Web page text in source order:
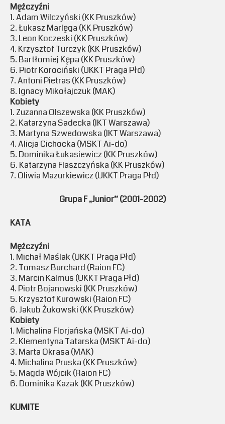
Mężczyźni
1. Adam Wilczyński (KK Pruszków)
2. Łukasz Marlęga (KK Pruszków)
3. Leon Koczeski (KK Pruszków)
4. Krzysztof Turczyk (KK Pruszków)
5. Bartłomiej Kępa (KK Pruszków)
6. Piotr Korociński (UKKT Praga Płd)
7. Antoni Pietras (KK Pruszków)
8. Ignacy Mikołajczuk (MAK)
Kobiety
1. Zuzanna Olszewska (KK Pruszków)
2. Katarzyna Sadecka (IKT Warszawa)
3. Martyna Szwedowska (IKT Warszawa)
4. Alicja Cichocka (MSKT Ai-do)
5. Dominika Łukasiewicz (KK Pruszków)
6. Katarzyna Flaszczyńska (KK Pruszków)
7. Oliwia Mazurkiewicz (UKKT Praga Płd)
Grupa F „Junior” (2001-2002)
KATA
Mężczyźni
1. Michał Maślak (UKKT Praga Płd)
2. Tomasz Burchard (Raion FC)
3. Marcin Kalmus (UKKT Praga Płd)
4. Piotr Bojanowski (KK Pruszków)
5. Krzysztof Kurowski (Raion FC)
6. Jakub Żukowski (KK Pruszków)
Kobiety
1. Michalina Florjańska (MSKT Ai-do)
2. Klementyna Tatarska (MSKT Ai-do)
3. Marta Okrasa (MAK)
4. Michalina Pruska (KK Pruszków)
5. Magda Wójcik (Raion FC)
6. Dominika Kazak (KK Pruszków)
KUMITE